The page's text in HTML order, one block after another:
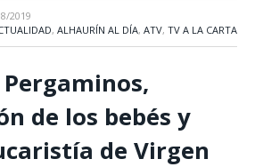
2019
, ALHAURÍN AL DÍA, ATV, TV A LA CARTA
de los bebés y
de Virgen